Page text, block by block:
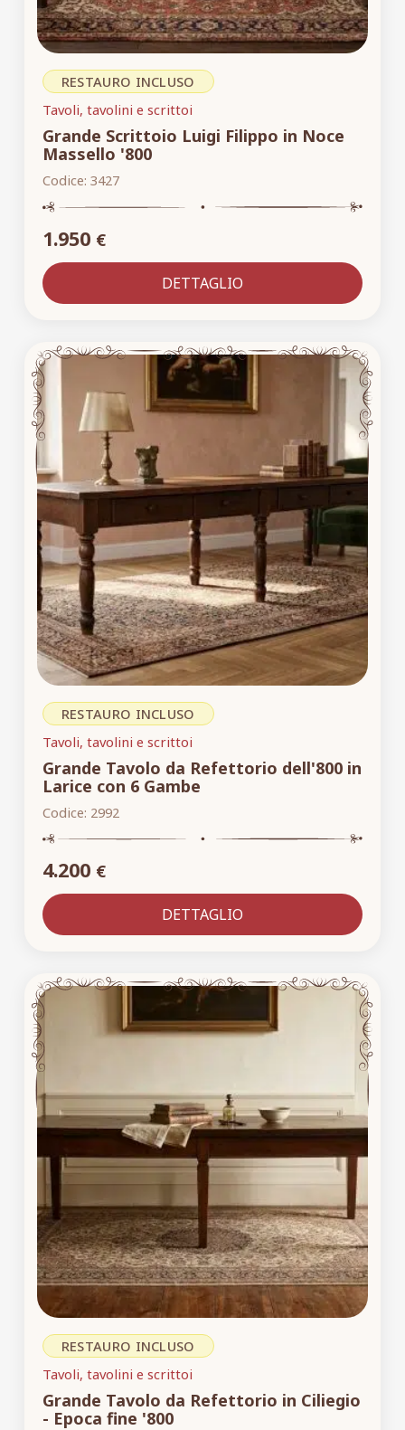
RESTAURO INCLUSO
Tavoli, tavolini e scrittoi
Grande Scrittoio Luigi Filippo in Noce
Massello '800
Codice: 3427
1.950 €
DETTAGLIO
RESTAURO INCLUSO
Tavoli, tavolini e scrittoi
Grande Tavolo da Refettorio dell'800 in
Larice con 6 Gambe
Codice: 2992
4.200 €
DETTAGLIO
RESTAURO INCLUSO
Tavoli, tavolini e scrittoi
Grande Tavolo da Refettorio in Ciliegio
- Epoca fine '800